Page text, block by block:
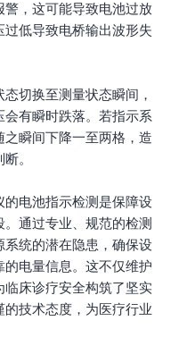
警，这可能导致电池过放
低导致电桥输出波形失
切换至测量状态瞬间，
有瞬时跌落。若指示系
瞬间下降一至两格，造
。
电池指示检测是保障设
通过专业、规范的检测
系统的潜在隐患，确保设
电量信息。这不仅维护
床诊疗安全构筑了坚实
技术态度，为医疗行业